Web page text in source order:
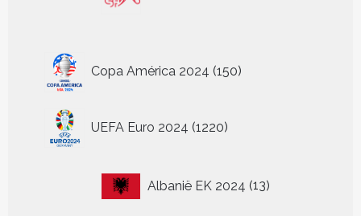
Copa América 2024 150
producten
UEFA Euro 2024 1220
producten
Albanië EK 2024 1313